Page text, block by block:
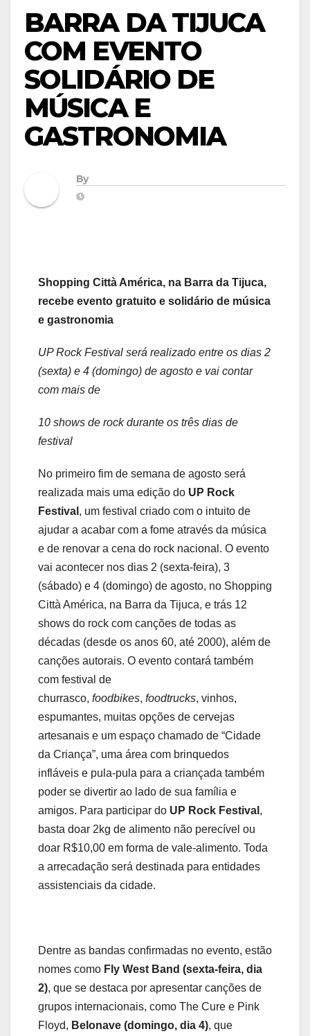
BARRA DA TIJUCA
COM EVENTO
SOLIDÁRIO DE
MÚSICA E
GASTRONOMIA
By
Shopping Città América, na Barra da Tijuca,
recebe evento gratuito e solidário de música
e gastronomia
UP Rock Festival será realizado entre os dias 2
(sexta) e 4 (domingo) de agosto e vai contar
com mais de
10 shows de rock durante os três dias de
festival
No primeiro fim de semana de agosto será
realizada mais uma edição do UP Rock
Festival , um festival criado com o intuito de
ajudar a acabar com a fome através da música
e de renovar a cena do rock nacional. O evento
vai acontecer nos dias 2 (sexta-feira), 3
(sábado) e 4 (domingo) de agosto, no Shopping
Città América, na Barra da Tijuca, e trás 12
shows do rock com canções de todas as
décadas (desde os anos 60, até 2000), além de
canções autorais. O evento contará também
com festival de
churrasco, foodbikes, foodtrucks, vinhos,
espumantes, muitas opções de cervejas
artesanais e um espaço chamado de “Cidade
da Criança”, uma área com brinquedos
infláveis e pula-pula para a criançada também
poder se divertir ao lado de sua família e
amigos. Para participar do UP Rock Festival ,
basta doar 2kg de alimento não perecível ou
doar R$10,00 em forma de vale-alimento. Toda
a arrecadação será destinada para entidades
assistenciais da cidade.
Dentre as bandas confirmadas no evento, estão
nomes como Fly West Band (sexta-feira, dia
2), que se destaca por apresentar canções de
grupos internacionais, como The Cure e Pink
Floyd, Belonave (domingo, dia 4), que